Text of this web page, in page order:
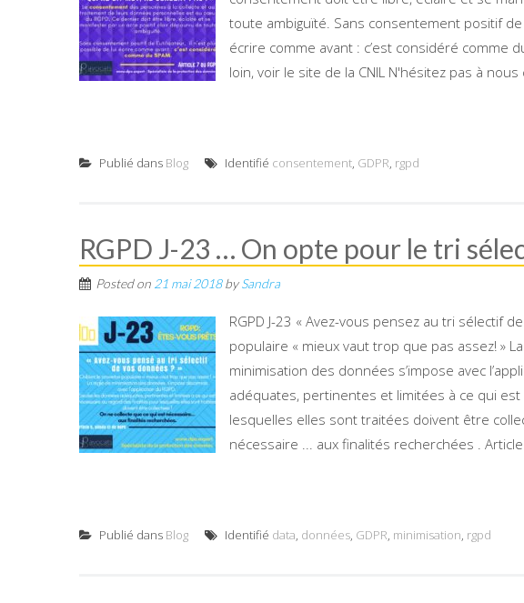
toute ambiguïté. Sans consentement positif
écrire comme avant : c’est considéré comme
loin, voir le site de la CNIL N'hésitez pas à nous
Publié dans Blog Identifié consentement, GDPR, rgpd
RGPD J-23 … On opte pour le tri
Posted on 21 mai 2018bySandra
RGPD J-23 « Avez-vous pensez au tri sélectif
populaire « mieux vaut trop que pas assez! »
minimisation des données s’impose avec
adéquates, pertinentes et limitées à ce qui
lesquelles elles sont traitées doivent être
nécessaire ... aux finalités recherchées .
Publié dans Blog Identifié data, données, GDPR, minimisation, rgpd